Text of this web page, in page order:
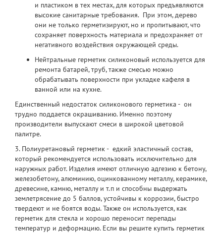
и пластиком в тех местах, для которых предъявляются
высокие санитарные требования. При этом, дерево
они не только герметизируют, но и пропитывают, что
сохраняет поверхность материала и предохраняет от
негативного воздействия окружающей среды.
Нейтральные герметик силиконовый используется для
ремонта батарей, труб, также смесью можно
обрабатывать поверхности при укладке кафеля в
ванной или на кухне.
Единственный недостаток силиконового герметика - он
трудно поддается окрашиванию. Именно поэтому
производители выпускают смеси в широкой цветовой
палитре.
3. Полиуретановый герметик - едкий эластичный состав,
который рекомендуется использовать исключительно для
наружных работ. Изделия имеют отличную адгезию к бетону,
железобетону, алюминию, оцинкованному металлу, керамике,
древесине, камню, металлу и т.п и способны выдержать
землетрясение до 5 баллов, устойчивы к коррозии, быстро
твердеют и не боятся воды. Также он используется, как
герметик для стекла и хорошо переносит перепады
температур и деформацию. Если вы решите купить герметик